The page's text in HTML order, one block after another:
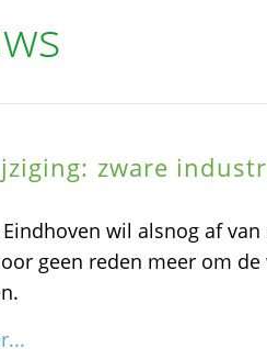
zware
wil alsnog af
geen reden meer om